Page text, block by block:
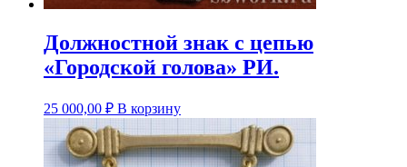
Должностной знак с цепью
«Городской голова» РИ.
25 000,00 ₽ В корзину